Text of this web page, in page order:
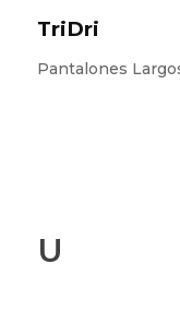
TriDri
Pantalones
U